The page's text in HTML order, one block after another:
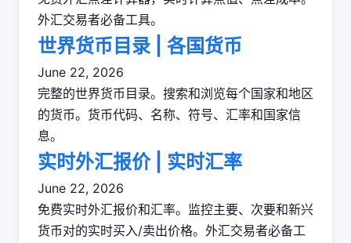
外汇交易者必备工具。
世界货币目录 | 各国货币
June 22, 2026
完整的世界货币目录。搜索和浏览每个国家和地区
的货币。货币代码、名称、符号、汇率和国家信
息。
实时外汇报价 | 实时汇率
June 22, 2026
免费实时外汇报价和汇率。监控主要、次要和新兴
货币对的实时买入/卖出价格。外汇交易者必备工